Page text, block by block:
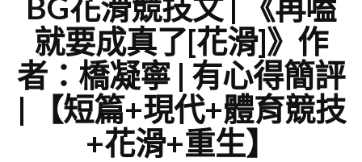
就要成真了[花滑]》作
者：橋凝寧 | 有心得簡評
| 【短篇+現代+體育競技
+花滑+重生】